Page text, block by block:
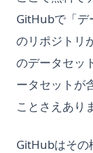
GitHubで「デ
のリポジトリ
のデータセッ
ータセットが
ことさえあり
GitHubはその